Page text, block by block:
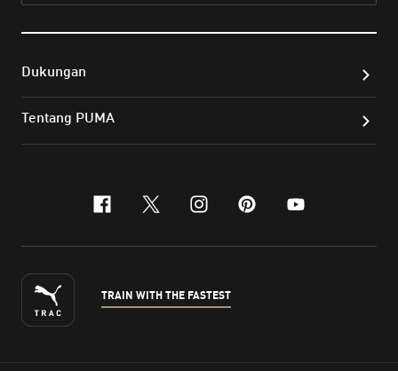
Dukungan
Tentang PUMA
facebook
x-twitter
instagram
pinterest
youtube
TRAIN WITH THE FASTEST